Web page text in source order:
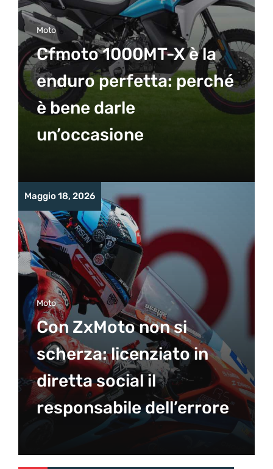
Moto
Cfmoto 1000MT-X è la
enduro perfetta: perché
è bene darle
un’occasione
Maggio 18, 2026
Moto
Con ZxMoto non si
scherza: licenziato in
diretta social il
responsabile dell’errore